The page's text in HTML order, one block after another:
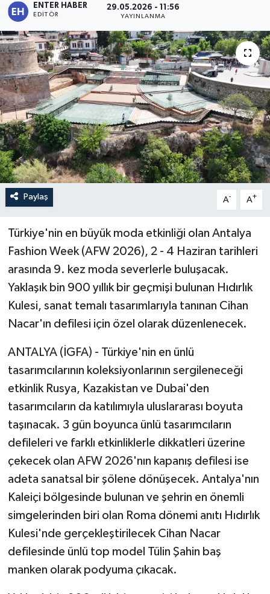
ENTER HABER
EDITÖR
29.05.2026 - 11:56
YAYINLANMA
Paylaş A- A+
Türkiye'nin en büyük moda etkinliği olan Antalya
Fashion Week (AFW 2026), 2 - 4 Haziran tarihleri
arasında 9. kez moda severlerle buluşacak.
Yaklaşık bin 900 yıllık bir geçmişi bulunan Hıdırlık
Kulesi, sanat temalı tasarımlarıyla tanınan Cihan
Nacar'ın defilesi için özel olarak düzenlenecek.
ANTALYA (İGFA) - Türkiye'nin en ünlü
tasarımcılarının koleksiyonlarının sergileneceği
etkinlik Rusya, Kazakistan ve Dubai'den
tasarımcıların da katılımıyla uluslararası boyuta
taşınacak. 3 gün boyunca ünlü tasarımcıların
defileleri ve farklı etkinliklerle dikkatleri üzerine
çekecek olan AFW 2026'nın kapanış defilesi ise
adeta sanatsal bir şölene dönüşecek. Antalya'nın
Kaleiçi bölgesinde bulunan ve şehrin en önemli
simgelerinden biri olan Roma dönemi anıtı Hıdırlık
Kulesi'nde gerçekleştirilecek Cihan Nacar
defilesinde ünlü top model Tülin Şahin baş
manken olarak podyuma çıkacak.